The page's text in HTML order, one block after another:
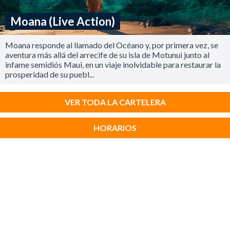
Moana (Live Action)
Moana responde al llamado del Océano y, por primera vez, se
aventura más allá del arrecife de su isla de Motunui junto al
infame semidiós Maui, en un viaje inolvidable para restaurar la
prosperidad de su puebl...
VER TODA LA CARTELERA
HORARIOS